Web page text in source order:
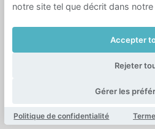
notre site tel que décrit dans
Accepter
Rejeter
Gérer les
Politique de confidentialité